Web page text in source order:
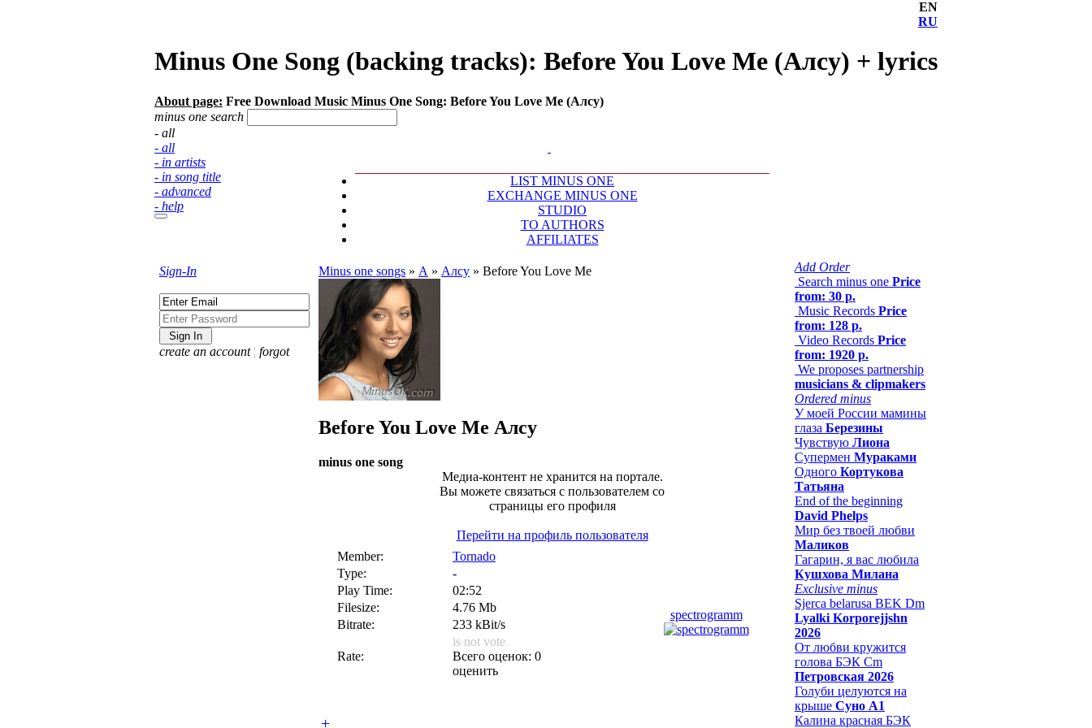
EN
RU
Minus One Song (backing tracks): Before You Love Me (Алсу) + lyrics
About page: Free Download Music Minus One Song: Before You Love Me (Алсу)
minus one search
- all
- all
- in artists
- in song title
- advanced
- help
LIST MINUS ONE
EXCHANGE MINUS ONE
STUDIO
TO AUTHORS
AFFILIATES
Sign-In
create an account ¦ forgot
Minus one songs » А » Алсу » Before You Love Me
Before You Love Me Алсу
minus one song
Медиа-контент не хранится на портале.
Вы можете связаться с пользователем со
страницы его профиля
Перейти на профиль пользователя
Member:
Tornado
Type:
-
spectrogramm
Play Time:
02:52
Filesize:
4.76 Mb
Bitrate:
233 kBit/s
Rate:
is not vote
Всего оценок: 0
оценить
+
Add Order
Search minus one Price
from: 30 р.
Music Records Price
from: 128 р.
Video Records Price
from: 1920 р.
We proposes partnership
musicians & clipmakers
Ordered minus
У моей России мамины
глаза Березины
Чувствую Лиона
Супермен Мураками
Одного Кортукова
Татьяна
End of the beginning
David Phelps
Мир без твоей любви
Маликов
Гагарин, я вас любила
Кушхова Милана
Exclusive minus
Sjerca belarusa BEK Dm
Lyalki Korporejjshn
2026
От любви кружится
голова БЭК Cm
Петровская 2026
Голуби целуются на
крыше Суно А1
Калина красная БЭК